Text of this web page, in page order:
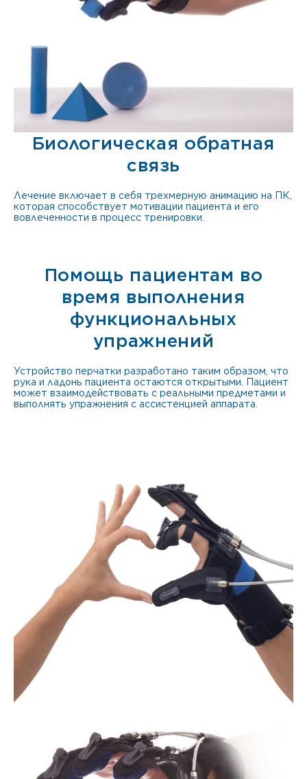
Биологическая обратная
связь
Лечение включает в себя трехмерную анимацию на ПК,
которая способствует мотивации пациента и его
вовлеченности в процесс тренировки.
Помощь пациентам во
время выполнения
функциональных
упражнений
Устройство перчатки разработано таким образом, что
рука и ладонь пациента остаются открытыми. Пациент
может взаимодействовать с реальными предметами и
выполнять упражнения с ассистенцией аппарата.